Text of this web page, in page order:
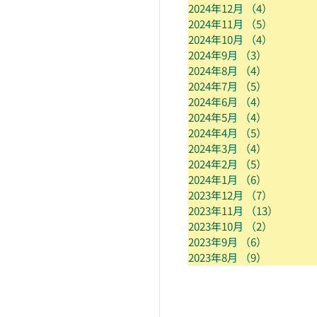
2024年12月
（4）
2024年11月
（5）
2024年10月
（4）
2024年9月
（3）
2024年8月
（4）
2024年7月
（5）
2024年6月
（4）
2024年5月
（4）
2024年4月
（5）
2024年3月
（4）
2024年2月
（5）
2024年1月
（6）
2023年12月
（7）
2023年11月
（13）
2023年10月
（2）
2023年9月
（6）
2023年8月
（9）